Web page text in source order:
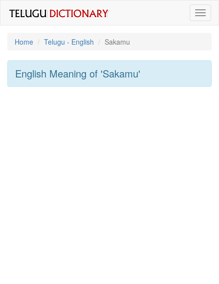
Home
Telugu - English Sakamu
English Meaning of 'sakamu'